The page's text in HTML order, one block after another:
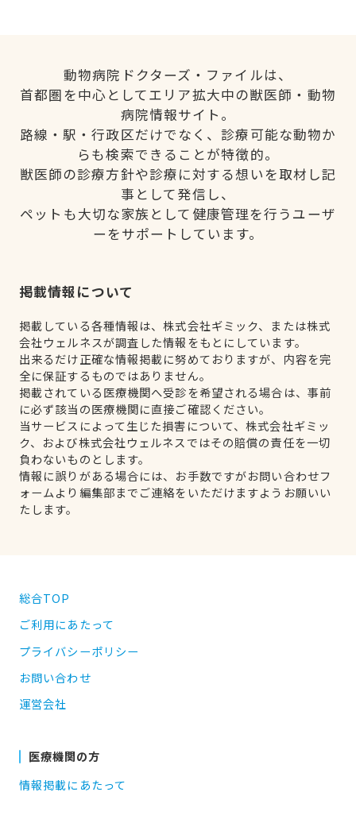
動物病院ドクターズ・ファイルは、
首都圏を中心としてエリア拡大中の獣医師・動物
病院情報サイト。
路線・駅・行政区だけでなく、診療可能な動物か
らも検索できることが特徴的。
獣医師の診療方針や診療に対する想いを取材し記
事として発信し、
ペットも大切な家族として健康管理を行うユーザ
ーをサポートしています。
掲載情報について
掲載している各種情報は、株式会社ギミック、または株式
会社ウェルネスが調査した情報をもとにしています。
出来るだけ正確な情報掲載に努めておりますが、内容を完
全に保証するものではありません。
掲載されている医療機関へ受診を希望される場合は、事前
に必ず該当の医療機関に直接ご確認ください。
当サービスによって生じた損害について、株式会社ギミッ
ク、および株式会社ウェルネスではその賠償の責任を一切
負わないものとします。
情報に誤りがある場合には、お手数ですがお問い合わせフ
ォームより編集部までご連絡をいただけますようお願いい
たします。
総合TOP
ご利用にあたって
プライバシーポリシー
お問い合わせ
運営会社
医療機関の方
情報掲載にあたって